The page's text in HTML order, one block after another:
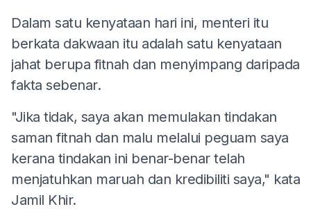
Dalam satu kenyataan hari ini, menteri itu
berkata dakwaan itu adalah satu kenyataan
jahat berupa fitnah dan menyimpang daripada
fakta sebenar.
"Jika tidak, saya akan memulakan tindakan
saman fitnah dan malu melalui peguam saya
kerana tindakan ini benar-benar telah
menjatuhkan maruah dan kredibiliti saya," kata
Jamil Khir.